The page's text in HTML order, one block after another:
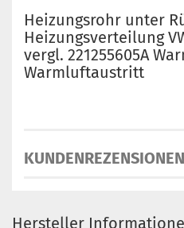
Heizungsrohr unter
Heizungsverteilung
vergl. 221255605A
Warmluftaustritt
KUNDENREZENSIONEN
Hersteller